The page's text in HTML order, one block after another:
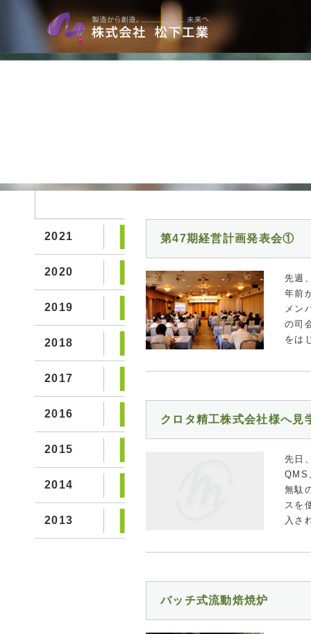
2021
2020
2019
2018
2017
2016
2015
2014
2013
第47期経営計画発表会①
先週
年前
メン
の司
をは
クロタ精工株式会社様へ見
先日
QMS
無駄
スを
入さ
バッチ式流動焙焼炉